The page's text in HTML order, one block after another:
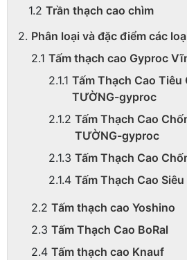
Trần thạch cao chìm
Phân loại và đặc điểm các
Tấm thạch cao Gyproc
Tấm Thạch Cao Tiêu
TƯỜNG-gyproc
Tấm Thạch Cao
TƯỜNG-gyproc
Tấm Thạch Cao
Tấm Thạch Cao
Tấm thạch cao Yoshino
Tấm Thạch Cao BoRal
Tấm thạch cao Knauf